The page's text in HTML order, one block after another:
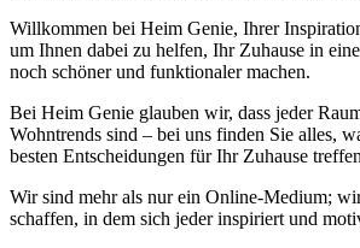
Willkommen bei Heim Genie, Ihrer
um Ihnen dabei zu helfen, Ihr Zuhause in
noch schöner und funktionaler machen.
Bei Heim Genie glauben wir, dass jeder
Wohntrends sind – bei uns finden Sie alles,
besten Entscheidungen für Ihr Zuhause
Wir sind mehr als nur ein Online-Medium;
schaffen, in dem sich jeder inspiriert und